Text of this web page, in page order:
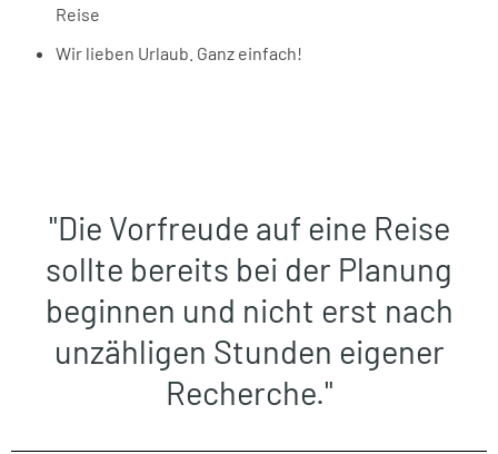
Reise
Wir lieben Urlaub. Ganz einfach!
"Die Vorfreude auf eine Reise
sollte bereits bei der Planung
beginnen und nicht erst nach
unzähligen Stunden eigener
Recherche."